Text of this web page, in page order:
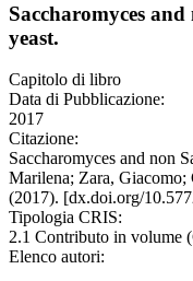
Saccharomyces
yeast.
Capitolo di libro
Data di Pubblicazione:
2017
Citazione:
Saccharomyces and non
Marilena; Zara,
(2017). [dx.doi.org/
Tipologia CRIS:
2.1 Contributo in volume
Elenco autori: